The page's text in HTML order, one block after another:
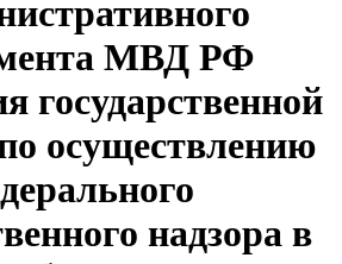
МВД РФ
государственной
осуществлению
надзора в